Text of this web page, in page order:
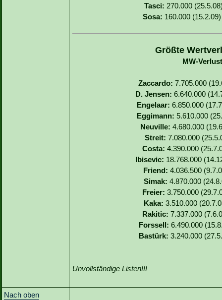
Tasci: 270.000
Sosa: 160.000
Größte
MW-
Zaccardo: 7.705.000
D. Jensen: 6.640.000
Engelaar: 6.850.000
Eggimann: 5.610.000
Neuville: 4.680.000
Streit: 7.080.000
Costa: 4.390.000
Ibisevic: 18.768.000
Friend: 4.036.500
Simak: 4.870.000
Freier: 3.750.000
Kaka: 3.510.000
Rakitic: 7.337.000
Forssell: 6.490.000
Bastürk: 3.240.000
Unvollständige Listen!!!
Nach oben